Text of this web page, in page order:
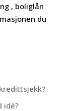
, boliglån
du
idé?